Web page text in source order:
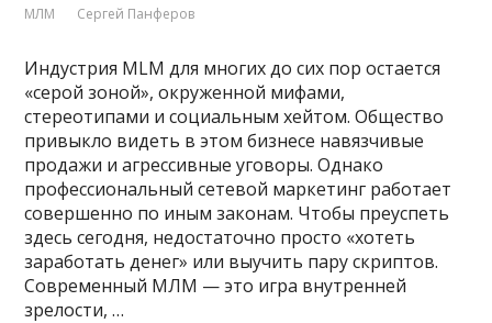
МЛМ Сергей Панферов
Индустрия MLM для многих до сих пор остается
«серой зоной», окруженной мифами,
стереотипами и социальным хейтом. Общество
привыкло видеть в этом бизнесе навязчивые
продажи и агрессивные уговоры. Однако
профессиональный сетевой маркетинг работает
совершенно по иным законам. Чтобы преуспеть
здесь сегодня, недостаточно просто «хотеть
заработать денег» или выучить пару скриптов.
Современный МЛМ — это игра внутренней
зрелости, …